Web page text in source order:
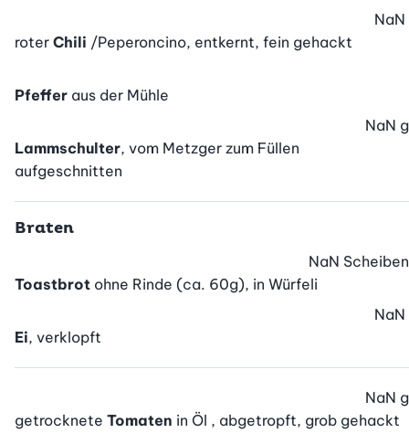
roter Chili /Peperoncino, entkernt, fein gehackt
NaN
Pfeffer aus der Mühle
Lammschulter, vom Metzger zum Füllen
aufgeschnitten
NaN g
Braten
Toastbrot ohne Rinde (ca. 60g), in Würfeli
NaN Scheiben
Ei, verklopft
NaN
getrocknete Tomaten in Öl , abgetropft, grob gehackt
NaN g